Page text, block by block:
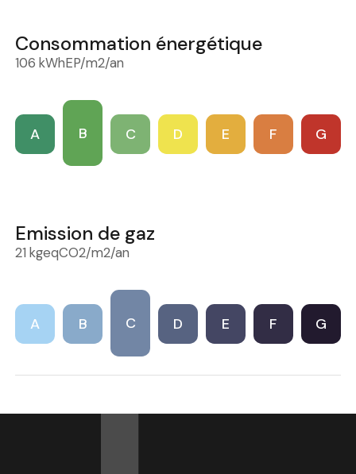
Consommation énergétique
106 kWhEP/m2/an
A B C D E F G
Emission de gaz
21 kgeqCO2/m2/an
A B C D E F G